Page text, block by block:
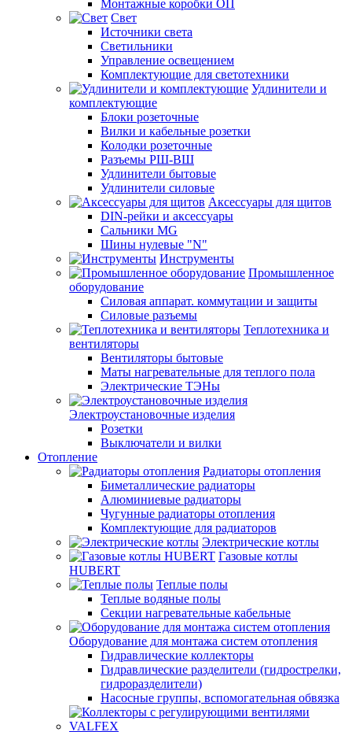
Монтажные коробки ОП
Свет
Источники света
Светильники
Управление освещением
Комплектующие для светотехники
Удлинители и
комплектующие
Блоки розеточные
Вилки и кабельные розетки
Колодки розеточные
Разъемы РШ-ВШ
Удлинители бытовые
Удлинители силовые
Аксессуары для щитов
DIN-рейки и аксессуары
Сальники MG
Шины нулевые "N"
Инструменты
Промышленное
оборудование
Силовая аппарат. коммутации и защиты
Силовые разъемы
Теплотехника и
вентиляторы
Вентиляторы бытовые
Маты нагревательные для теплого пола
Электрические ТЭНы
Электроустановочные изделия
Розетки
Выключатели и вилки
Отопление
Радиаторы отопления
Биметаллические радиаторы
Алюминиевые радиаторы
Чугунные радиаторы отопления
Комплектующие для радиаторов
Электрические котлы
Газовые котлы
HUBERT
Теплые полы
Теплые водяные полы
Секции нагревательные кабельные
Оборудование для монтажа систем отопления
Гидравлические коллекторы
Гидравлические разделители (гидрострелки,
гидроразделители)
Насосные группы, вспомогательная обвязка